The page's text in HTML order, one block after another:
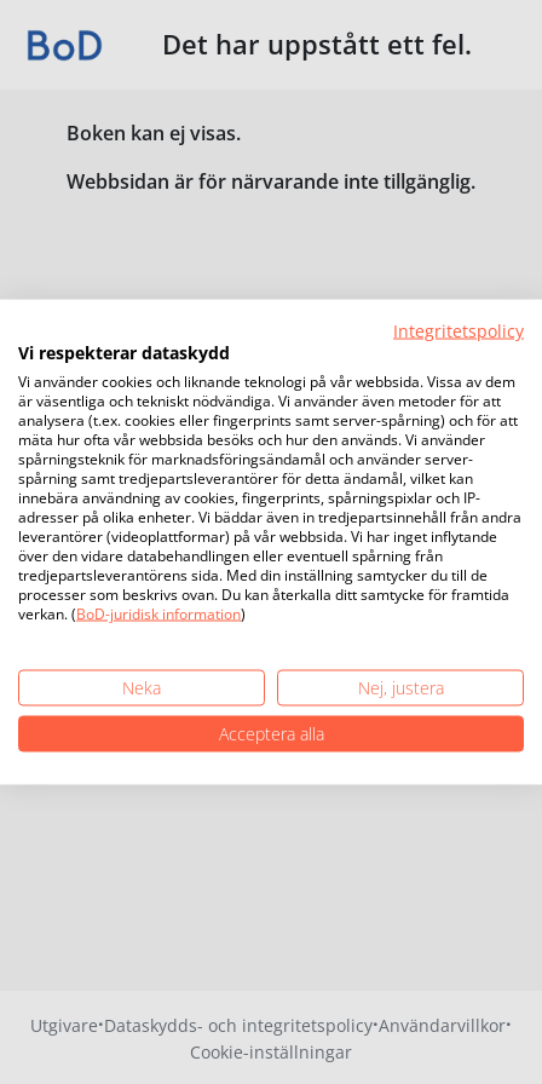
Det har uppstått ett fel.
Boken kan ej visas.
Webbsidan är för närvarande inte tillgänglig.
Utgivare·Dataskydds- och integritetspolicy·Användarvillkor·
Cookie-inställningar
Integritetspolicy
Vi respekterar dataskydd
Vi använder cookies och liknande teknologi på vår webbsida. Vissa av dem
är väsentliga och tekniskt nödvändiga. Vi använder även metoder för att
analysera (t.ex. cookies eller fingerprints samt server-spårning) och för att
mäta hur ofta vår webbsida besöks och hur den används. Vi använder
spårningsteknik för marknadsföringsändamål och använder server-
spårning samt tredjepartsleverantörer för detta ändamål, vilket kan
innebära användning av cookies, fingerprints, spårningspixlar och IP-
adresser på olika enheter. Vi bäddar även in tredjepartsinnehåll från andra
leverantörer (videoplattformar) på vår webbsida. Vi har inget inflytande
över den vidare databehandlingen eller eventuell spårning från
tredjepartsleverantörens sida. Med din inställning samtycker du till de
processer som beskrivs ovan. Du kan återkalla ditt samtycke för framtida
verkan. (BoD-juridisk information)
Neka
Nej, justera
Acceptera alla